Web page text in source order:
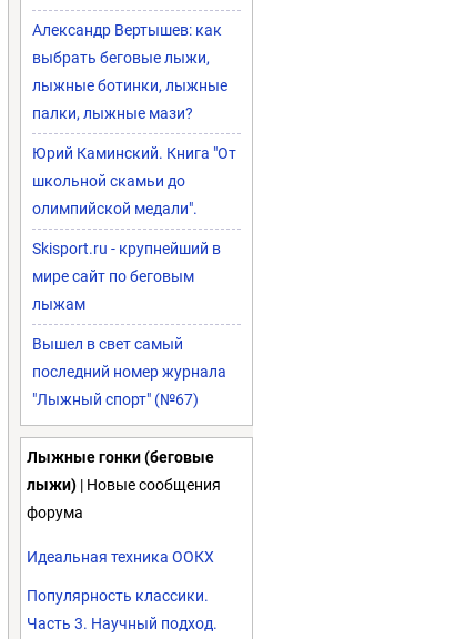
Александр Вертышев: как
выбрать беговые лыжи,
лыжные ботинки, лыжные
палки, лыжные мази?
Юрий Каминский. Книга "От
школьной скамьи до
олимпийской медали".
Skisport.ru - крупнейший в
мире сайт по беговым
лыжам
Вышел в свет самый
последний номер журнала
"Лыжный спорт" (№67)
Лыжные гонки (беговые
лыжи) | Новые сообщения
форума
Идеальная техника ООКХ
Популярность классики.
Часть 3. Научный подход.